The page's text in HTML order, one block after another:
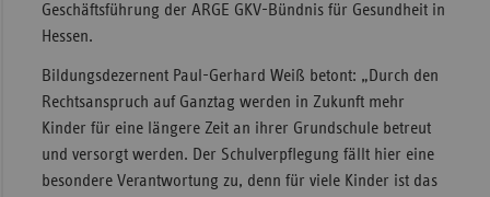
Geschäftsführung der ARGE GKV-Bündnis für Gesundheit in
Hessen.
Bildungsdezernent Paul-Gerhard Weiß betont: „Durch den
Rechtsanspruch auf Ganztag werden in Zukunft mehr
Kinder für eine längere Zeit an ihrer Grundschule betreut
und versorgt werden. Der Schulverpflegung fällt hier eine
besondere Verantwortung zu, denn für viele Kinder ist das